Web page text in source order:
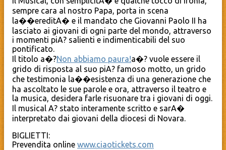
sempre cara al nostro Papa, porta in scena
la��ereditA� e il mandato che Giovanni Paolo II ha
lasciato ai giovani di ogni parte del mondo, attraverso
i momenti piA? salienti e indimenticabili del suo
pontificato.
Il titolo a�?Non abbiamo paura!a�? vuole essere il
grido di risposta al suo piA? famoso motto, un grido
che testimonia la��esistenza di una generazione che
ha ascoltato le sue parole e ora, attraverso il teatro e
la musica, desidera farle risuonare tra i giovani di oggi.
Il musical A? stato interamente scritto e sarA�
interpretato dai giovani della diocesi di Novara.
BIGLIETTI:
Prevendita online www.ciaotickets.com